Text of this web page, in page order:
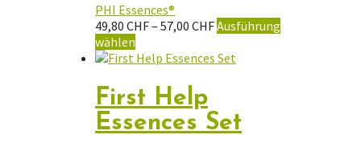
Produktseite
gewählt
PHI Essences®
49,80 CHF– 57,00 CHFPreisspanne:
bis
Ausführung
wählen
Produkt
mehrere
Varianten
auf.
Die
First Help
Essences Set